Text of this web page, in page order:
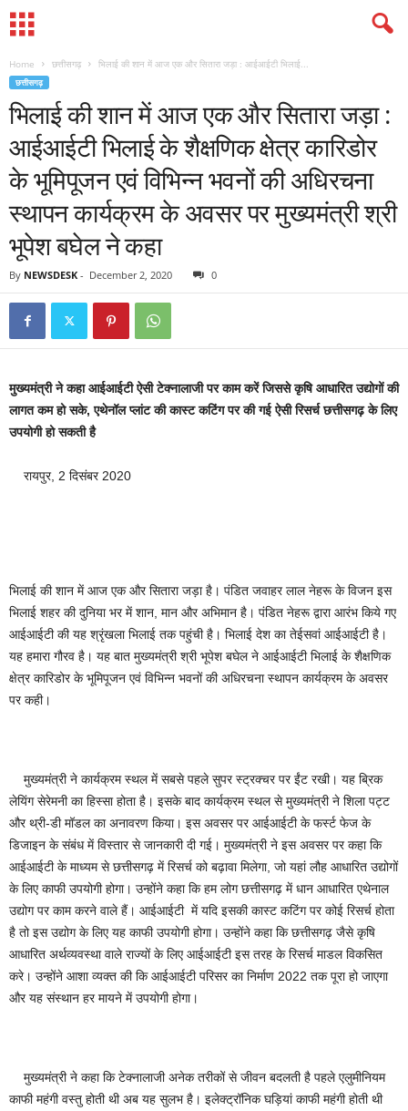
Home छत्तीसगढ़ भिलाई की शान में आज एक और सितारा जड़ा : आईआईटी भिलाई...
छत्तीसगढ़
भिलाई की शान में आज एक और सितारा जड़ा :
आईआईटी भिलाई के शैक्षणिक क्षेत्र कारिडोर
के भूमिपूजन एवं विभिन्न भवनों की अधिरचना
स्थापन कार्यक्रम के अवसर पर मुख्यमंत्री श्री
भूपेश बघेल ने कहा
By NEWSDESK - December 2, 2020 0
मुख्यमंत्री ने कहा आईआईटी ऐसी टेक्नालाजी पर काम करें जिससे कृषि आधारित उद्योगों की
लागत कम हो सके, एथेनॉल प्लांट की कास्ट कटिंग पर की गई ऐसी रिसर्च छत्तीसगढ़ के लिए
उपयोगी हो सकती है
रायपुर, 2 दिसंबर 2020
भिलाई की शान में आज एक और सितारा जड़ा है। पंडित जवाहर लाल नेहरू के विजन इस
भिलाई शहर की दुनिया भर में शान, मान और अभिमान है। पंडित नेहरू द्वारा आरंभ किये गए
आईआईटी की यह श्रृंखला भिलाई तक पहुंची है। भिलाई देश का तेईसवां आईआईटी है।
यह हमारा गौरव है। यह बात मुख्यमंत्री श्री भूपेश बघेल ने आईआईटी भिलाई के शैक्षणिक
क्षेत्र कारिडोर के भूमिपूजन एवं विभिन्न भवनों की अधिरचना स्थापन कार्यक्रम के अवसर
पर कही।
मुख्यमंत्री ने कार्यक्रम स्थल में सबसे पहले सुपर स्ट्रक्चर पर ईंट रखी। यह ब्रिक
लेयिंग सेरेमनी का हिस्सा होता है। इसके बाद कार्यक्रम स्थल से मुख्यमंत्री ने शिला पट्ट
और थ्री-डी मॉडल का अनावरण किया। इस अवसर पर आईआईटी के फर्स्ट फेज के
डिजाइन के संबंध में विस्तार से जानकारी दी गई। मुख्यमंत्री ने इस अवसर पर कहा कि
आईआईटी के माध्यम से छत्तीसगढ़ में रिसर्च को बढ़ावा मिलेगा, जो यहां लौह आधारित उद्योगों
के लिए काफी उपयोगी होगा। उन्होंने कहा कि हम लोग छत्तीसगढ़ में धान आधारित एथेनाल
उद्योग पर काम करने वाले हैं। आईआईटी में यदि इसकी कास्ट कटिंग पर कोई रिसर्च होता
है तो इस उद्योग के लिए यह काफी उपयोगी होगा। उन्होंने कहा कि छत्तीसगढ़ जैसे कृषि
आधारित अर्थव्यवस्था वाले राज्यों के लिए आईआईटी इस तरह के रिसर्च माडल विकसित
करे। उन्होंने आशा व्यक्त की कि आईआईटी परिसर का निर्माण 2022 तक पूरा हो जाएगा
और यह संस्थान हर मायने में उपयोगी होगा।
मुख्यमंत्री ने कहा कि टेक्नालाजी अनेक तरीकों से जीवन बदलती है पहले एलुमीनियम
काफी महंगी वस्तु होती थी अब यह सुलभ है। इलेक्ट्रॉनिक घड़ियां काफी महंगी होती थी